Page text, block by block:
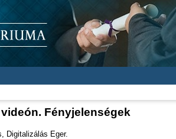
Fényjelenségek
Digitalizálás Eger.